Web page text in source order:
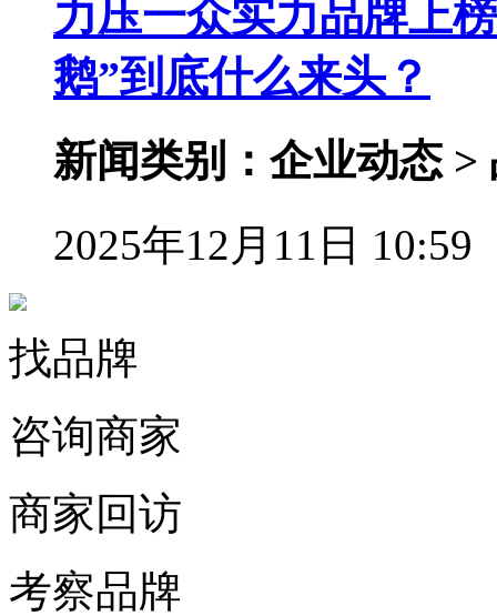
力压一众实力品牌上
鹅”到底什么来头？
新闻类别：企业动态 >
2025年12月11日 10:59
找品牌
咨询商家
商家回访
考察品牌